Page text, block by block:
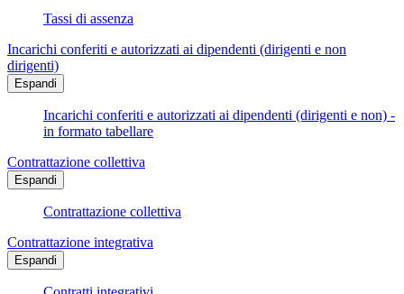
Tassi di assenza
Incarichi conferiti e autorizzati ai dipendenti (dirigenti e non
dirigenti)
Espandi
Incarichi conferiti e autorizzati ai dipendenti (dirigenti e non) -
in formato tabellare
Contrattazione collettiva
Espandi
Contrattazione collettiva
Contrattazione integrativa
Espandi